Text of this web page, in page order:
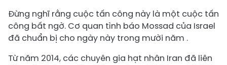
Đừng nghĩ rằng cuộc tấn công này là một cuộc tấn
công bất ngờ. Cơ quan tình báo Mossad của Israel
đã chuẩn bị cho ngày này trong mười năm .
Từ năm 2014, các chuyên gia hạt nhân Iran đã liên